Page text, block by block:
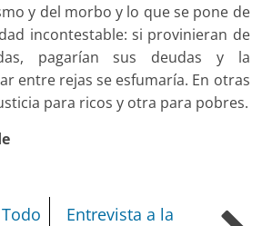
y del morbo y lo que se pone de
incontestable: si provinieran de
pagarían sus deudas y la
entre rejas se esfumaría. En otras
para ricos y otra para pobres.
Entrevista a la